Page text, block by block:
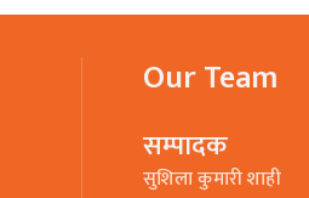
Our Team
सम्पादक
सुशिला कुमारी शाही